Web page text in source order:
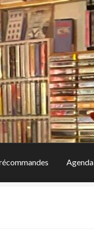
Agenda